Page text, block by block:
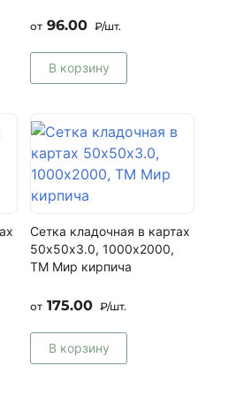
от 96.00 ₽/шт.
В корзину
Сетка кладочная в картах
50х50х3.0, 1000х2000,
ТМ Мир кирпича
от 175.00 ₽/шт.
В корзину